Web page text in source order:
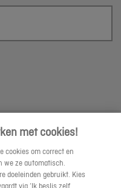
met cookies!
cookies om correct en
we ze automatisch.
doeleinden gebruikt. Kies
via ‘Ik beslis zelf